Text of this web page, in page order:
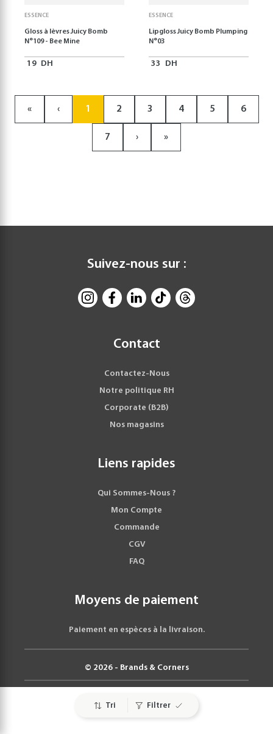
Tri Filtrer
ESSENCE
Gloss à lèvres Juicy Bomb
N°109 - Bee Mine
19 DH
ESSENCE
Lipgloss Juicy Bomb Plumping
N°03
33 DH
« ‹ 1 2 3 4 5 6
7 › »
Suivez-nous sur :
Contact
Contactez-Nous
Notre politique RH
Corporate (B2B)
Nos magasins
Liens rapides
Qui Sommes-Nous ?
Mon Compte
Commande
CGV
FAQ
Moyens de paiement
Paiement en espèces à la livraison.
© 2026 - Brands & Corners